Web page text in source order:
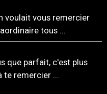
voulait vous remercier
tous ...
que parfait, c'est plus
te remercier ...